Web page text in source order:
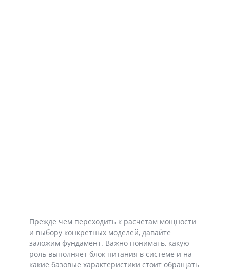
Прежде чем переходить к расчетам мощности
и выбору конкретных моделей, давайте
заложим фундамент. Важно понимать, какую
роль выполняет блок питания в системе и на
какие базовые характеристики стоит обращать